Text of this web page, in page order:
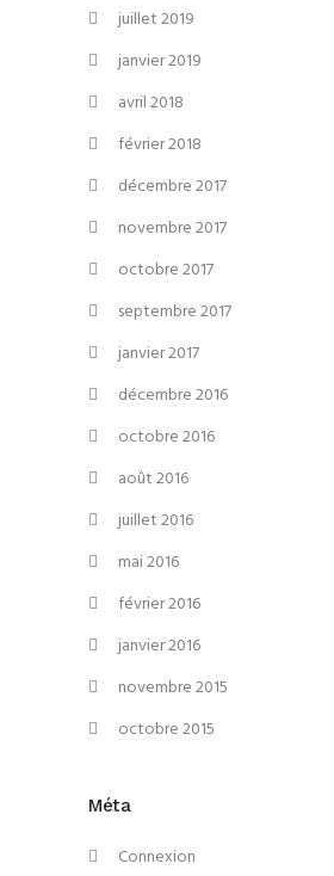
juillet 2019
janvier 2019
avril 2018
février 2018
décembre 2017
novembre 2017
octobre 2017
septembre 2017
janvier 2017
décembre 2016
octobre 2016
août 2016
juillet 2016
mai 2016
février 2016
janvier 2016
novembre 2015
octobre 2015
Méta
Connexion